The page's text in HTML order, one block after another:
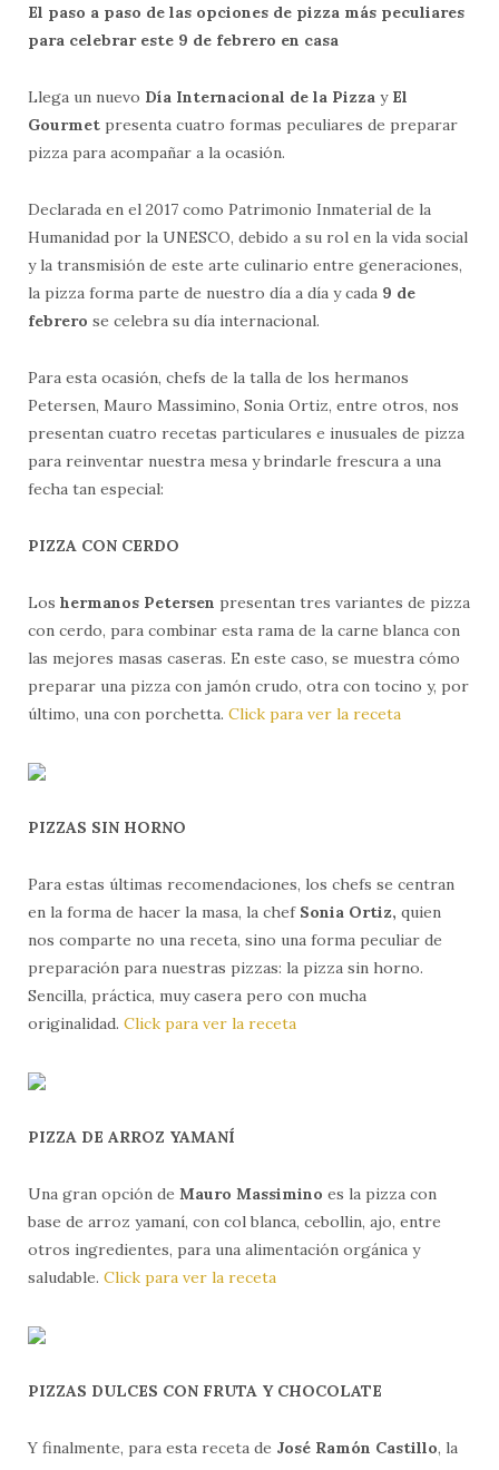
El paso a paso de las opciones de pizza más peculiares
para celebrar este 9 de febrero en casa
Llega un nuevo Día Internacional de la Pizza y El
Gourmet presenta cuatro formas peculiares de preparar
pizza para acompañar a la ocasión.
Declarada en el 2017 como Patrimonio Inmaterial de la
Humanidad por la UNESCO, debido a su rol en la vida social
y la transmisión de este arte culinario entre generaciones,
la pizza forma parte de nuestro día a día y cada 9 de
febrero se celebra su día internacional.
Para esta ocasión, chefs de la talla de los hermanos
Petersen, Mauro Massimino, Sonia Ortiz, entre otros, nos
presentan cuatro recetas particulares e inusuales de pizza
para reinventar nuestra mesa y brindarle frescura a una
fecha tan especial:
PIZZA CON CERDO
Los hermanos Petersen presentan tres variantes de pizza
con cerdo, para combinar esta rama de la carne blanca con
las mejores masas caseras. En este caso, se muestra cómo
preparar una pizza con jamón crudo, otra con tocino y, por
último, una con porchetta. Click para ver la receta
PIZZAS SIN HORNO
Para estas últimas recomendaciones, los chefs se centran
en la forma de hacer la masa, la chef Sonia Ortiz, quien
nos comparte no una receta, sino una forma peculiar de
preparación para nuestras pizzas: la pizza sin horno.
Sencilla, práctica, muy casera pero con mucha
originalidad. Click para ver la receta
PIZZA DE ARROZ YAMANÍ
Una gran opción de Mauro Massimino es la pizza con
base de arroz yamaní, con col blanca, cebollin, ajo, entre
otros ingredientes, para una alimentación orgánica y
saludable. Click para ver la receta
PIZZAS DULCES CON FRUTA Y CHOCOLATE
Y finalmente, para esta receta de José Ramón Castillo, la